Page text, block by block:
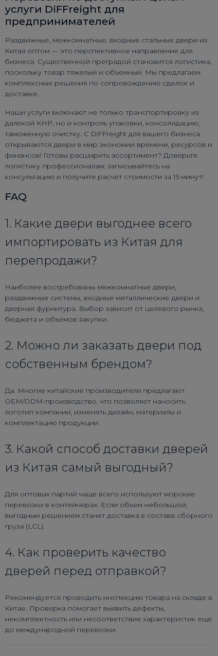
услуги DiFFreight для
предпринимателей
Раздвижные, межкомнатные, входные стальные двери из
Китая оптом — это перспективное направление для
бизнеса. Существенной преградой становится логистика,
поскольку товар тяжелый и объемный. Мы предлагаем
комплексные решения по сопровождению сделок и
доставке.
Наши услуги включают не только транспортировку из
далекой КНР, но и контроль упаковки, консолидацию,
таможенную очистку. С DiFFreight для вашего бизнеса
открываются двери в мир экономии времени, ресурсов и
финансов! Готовы расширить ассортимент? Доверьте
логистику профессионалам: записывайтесь на
консультацию и получите расчет стоимости за 15 минут!
FAQ
1. Какие двери выгоднее всего
импортировать из Китая для
перепродажи?
Наиболее востребованы межкомнатные двери,
раздвижные системы, входные металлические двери и
дверная фурнитура. Выбор зависит от целевого рынка,
бюджета и объемов закупки.
2. Можно ли заказать двери под
собственным брендом?
Да. Многие китайские производители предлагают
OEM/ODM-производство, что позволяет наносить
логотип компании, изменять дизайн, материалы и
комплектацию продукции.
3. Какой способ доставки дверей
из Китая самый выгодный?
Для оптовых партий чаще всего используют морские
перевозки в контейнерах. Если объем небольшой,
выгодным решением станет доставка в составе сборного
груза (LCL).
4. Как проверить качество
дверей перед отправкой?
Рекомендуется проводить инспекцию товара на складе в
Китае. Проверка помогает выявить дефекты,
некомплектность или несоответствие характеристик еще
до международной перевозки.